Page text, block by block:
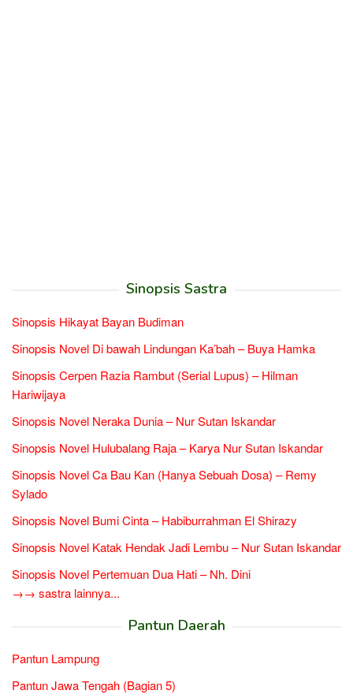
Sinopsis Sastra
Sinopsis Hikayat Bayan Budiman
Sinopsis Novel Di bawah Lindungan Ka’bah – Buya Hamka
Sinopsis Cerpen Razia Rambut (Serial Lupus) – Hilman
Hariwijaya
Sinopsis Novel Neraka Dunia – Nur Sutan Iskandar
Sinopsis Novel Hulubalang Raja – Karya Nur Sutan Iskandar
Sinopsis Novel Ca Bau Kan (Hanya Sebuah Dosa) – Remy
Sylado
Sinopsis Novel Bumi Cinta – Habiburrahman El Shirazy
Sinopsis Novel Katak Hendak Jadi Lembu – Nur Sutan Iskandar
Sinopsis Novel Pertemuan Dua Hati – Nh. Dini
→→ sastra lainnya...
Pantun Daerah
Pantun Lampung
Pantun Jawa Tengah (Bagian 5)